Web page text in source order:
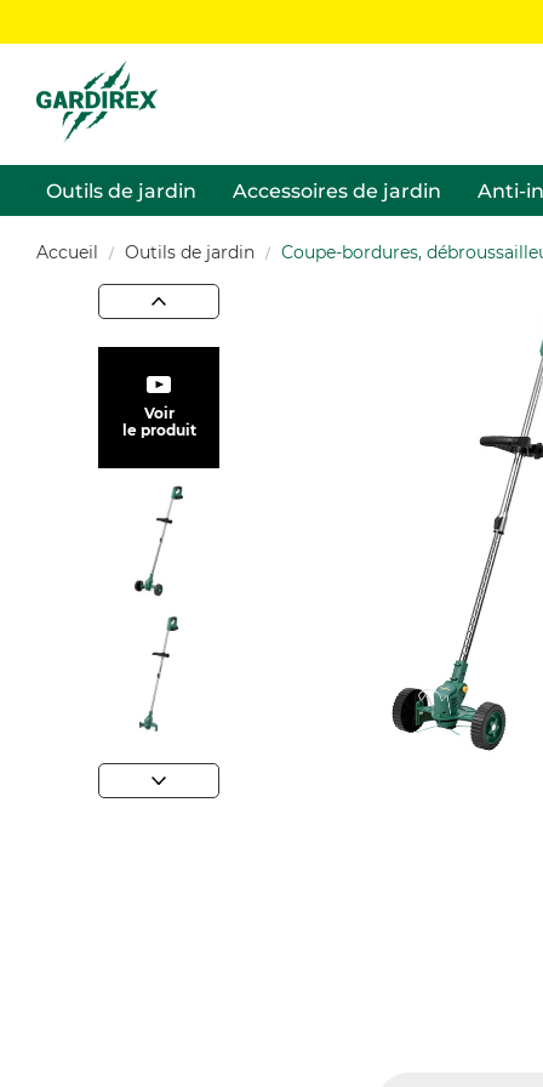
Outils de jardin Accessoires de jardin Anti-
Accueil Outils de jardin Coupe-bordures,
Voir
le produit